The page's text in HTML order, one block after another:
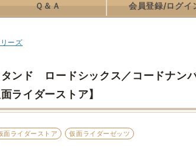
Ｑ＆Ａ 会員登録/ログイ
ーズ
ンド ロードシックス／コードナン
ライダーストア】
面ライダーストア 仮面ライダーゼッツ